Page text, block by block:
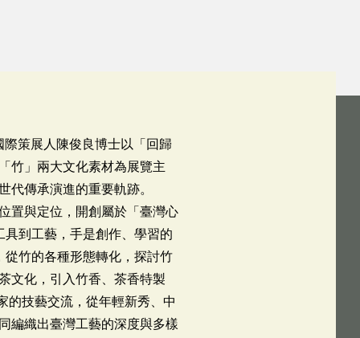
策展人陳俊良博士以「回歸
竹」兩大文化素材為展覽主
代傳承演進的重要軌跡。
置與定位，開創屬於「臺灣心
到工藝，手是創作、學習的
竹的各種形態轉化，探討竹
文化，引入竹香、茶香特製
的技藝交流，從年輕新秀、中
編織出臺灣工藝的深度與多樣